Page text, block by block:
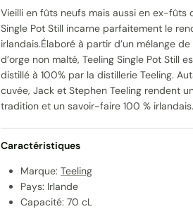
Vieilli en fûts neufs mais aussi en ex-fûts
Single Pot Still incarne parfaitement le
irlandais.Élaboré à partir d’un mélange
d’orge non malté, Teeling Single Pot Still
distillé à 100% par la distillerie Teeling.
cuvée, Jack et Stephen Teeling rendent
tradition et un savoir-faire 100 % irlandais.
Caractéristiques
Marque: Teeling
Pays: Irlande
Capacité: 70 cL